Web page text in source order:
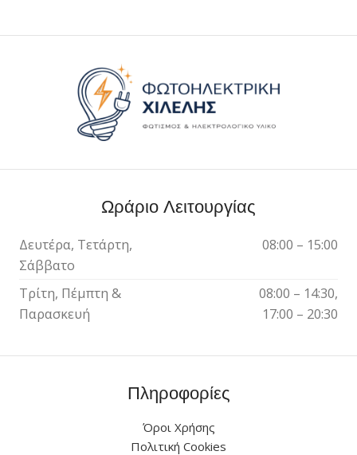
Ωράριο Λειτουργίας
Δευτέρα, Τετάρτη,
Σάββατο
08:00 – 15:00
Τρίτη, Πέμπτη &
Παρασκευή
08:00 – 14:30,
17:00 – 20:30
Πληροφορίες
Όροι Χρήσης
Πολιτική Cookies